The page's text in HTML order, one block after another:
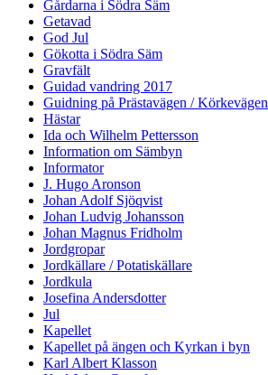
Gårdarna i Södra Säm
Getavad
God Jul
Gökotta i Södra Säm
Gravfält
Guidad vandring 2017
Guidning på Prästavägen / Körkevägen
Hästar
Ida och Wilhelm Pettersson
Information om Sämbyn
Informator
J. Hugo Aronson
Johan Adolf Sjöqvist
Johan Ludvig Johansson
Johan Magnus Fridholm
Jordgropar
Jordkällare / Potatiskällare
Jordkula
Josefina Andersdotter
Jul
Kapellet
Kapellet på ängen och Kyrkan i byn
Karl Albert Klasson